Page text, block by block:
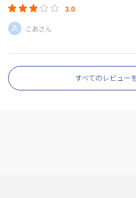
3.0
こあさん
すべてのレビュー